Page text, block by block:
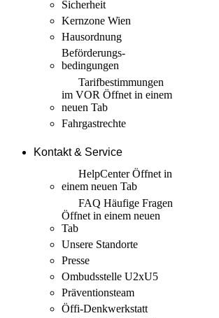
Sicherheit
Kernzone Wien
Hausordnung
Beförderungs­
bedingungen
Tarif­bestimmungen
im VOR Öffnet in einem
neuen Tab
Fahrgastrechte
Kontakt & Service
HelpCenterÖffnet in
einem neuen Tab
FAQ Häufige Fragen
Öffnet in einem neuen
Tab
Unsere Standorte
Presse
Ombudsstelle U2xU5
Präventionsteam
Öffi-Denkwerkstatt